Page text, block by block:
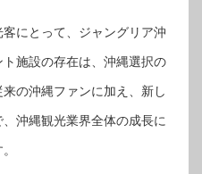
にとって、ジャングリア沖
施設の存在は、沖縄選択の
の沖縄ファンに加え、新し
沖縄観光業界全体の成長に